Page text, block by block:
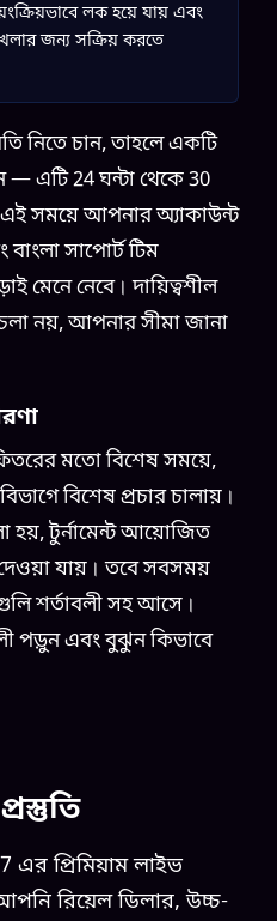
লক হয়ে যায় এবং
জন্য সক্রিয় করতে
নিতে চান, তাহলে একটি
এটি 24 ঘন্টা থেকে 30
এই সময়ে আপনার অ্যাকাউন্ট
সাপোর্ট টিম
মেনে নেবে। দায়িত্বশীল
নয়, আপনার সীমা জানা
মতো বিশেষ সময়ে,
বিশেষ প্রচার চালায়।
হয়, টুর্নামেন্ট আয়োজিত
যায়। তবে সবসময়
শর্তাবলী সহ আসে।
পড়ুন এবং বুঝুন কিভাবে
এর প্রিমিয়াম লাইভ
রিয়েল ডিলার, উচ্চ-